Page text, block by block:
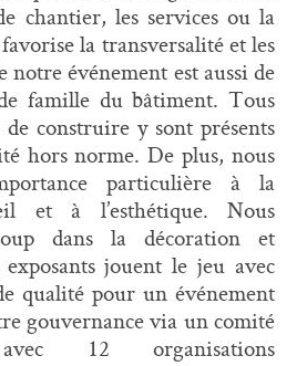
chantier, les services ou la
la transversalité et les
notre événement est aussi de
famille du bâtiment. Tous
de construire y sont présents
hors norme. De plus, nous
particulière à la
et à l’esthétique. Nous
dans la décoration et
jouent le jeu avec
qualité pour un événement
gouvernance via un comité
12 organisations